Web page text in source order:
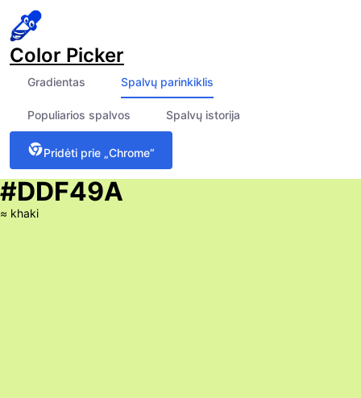
Color Picker
Gradientas Spalvų parinkiklis
Populiarios spalvos Spalvų istorija
Pridėti prie „Chrome“
#DDF49A
≈ khaki